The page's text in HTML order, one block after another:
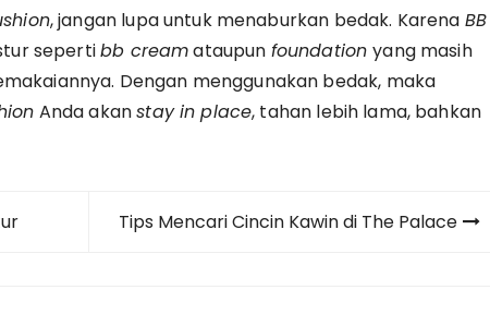
, jangan lupa untuk menaburkan bedak. Karena BB
sepertibb creamataupun foundationyang masih
Dengan menggunakan bedak, maka
Anda akanstay in place, tahan lebih lama, bahkan
Tips Mencari Cincin Kawin di The Palace